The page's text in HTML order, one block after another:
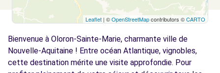
Leaflet | ©OpenStreetMapcontributors ©CARTO
Bienvenue à Oloron-Sainte-Marie, charmante ville de
Nouvelle-Aquitaine ! Entre océan Atlantique, vignobles,
cette destination mérite une visite approfondie. Pour